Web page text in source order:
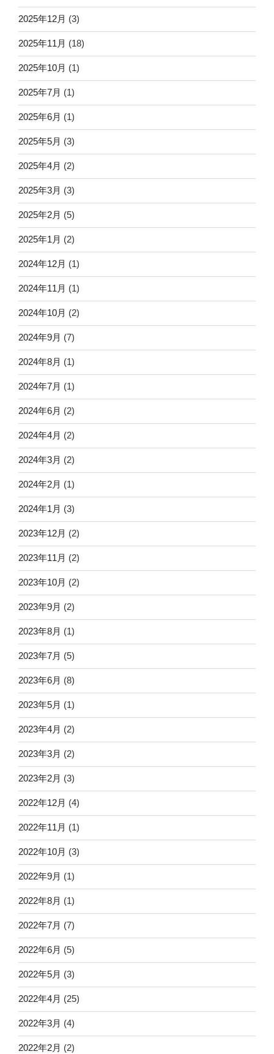
2025年12月 (3)
2025年11月 (18)
2025年10月 (1)
2025年7月 (1)
2025年6月 (1)
2025年5月 (3)
2025年4月 (2)
2025年3月 (3)
2025年2月 (5)
2025年1月 (2)
2024年12月 (1)
2024年11月 (1)
2024年10月 (2)
2024年9月 (7)
2024年8月 (1)
2024年7月 (1)
2024年6月 (2)
2024年4月 (2)
2024年3月 (2)
2024年2月 (1)
2024年1月 (3)
2023年12月 (2)
2023年11月 (2)
2023年10月 (2)
2023年9月 (2)
2023年8月 (1)
2023年7月 (5)
2023年6月 (8)
2023年5月 (1)
2023年4月 (2)
2023年3月 (2)
2023年2月 (3)
2022年12月 (4)
2022年11月 (1)
2022年10月 (3)
2022年9月 (1)
2022年8月 (1)
2022年7月 (7)
2022年6月 (5)
2022年5月 (3)
2022年4月 (25)
2022年3月 (4)
2022年2月 (2)